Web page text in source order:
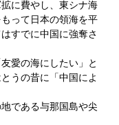
に費やし、東シナ海
って日本の領海を平
すでに中国に強奪さ
愛の海にしたい」と
うの昔に「中国によ
である与那国島や尖